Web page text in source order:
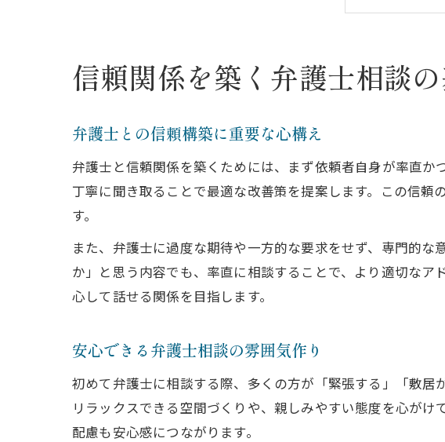
弁
相談前に
弁
弁
自
弁
弁
地域密
信頼関係を築く弁護士相談
弁護士との信頼構築に重要な心構え
弁護士と信頼関係を築くためには、まず依頼者自身が率直
丁寧に聞き取ることで最適な改善策を提案します。この信
す。
また、弁護士に過度な期待や一方的な要求をせず、専門的
か」と思う内容でも、率直に相談することで、より適切な
心して話せる関係を目指します。
安心できる弁護士相談の雰囲気作り
初めて弁護士に相談する際、多くの方が「緊張する」「敷
リラックスできる空間づくりや、親しみやすい態度を心が
配慮も安心感につながります。